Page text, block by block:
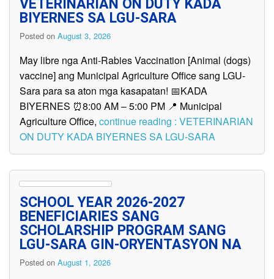
VETERINARIAN ON DUTY KADA
BIYERNES SA LGU-SARA
Posted on August 3, 2026
May libre nga Anti-Rabies Vaccination [Animal (dogs)
vaccine] ang Municipal Agriculture Office sang LGU-
Sara para sa aton mga kasapatan! 📅KADA
BIYERNES ⏰8:00 AM – 5:00 PM 📍 Municipal
Agriculture Office, continue reading : VETERINARIAN
ON DUTY KADA BIYERNES SA LGU-SARA
SCHOOL YEAR 2026-2027
BENEFICIARIES SANG
SCHOLARSHIP PROGRAM SANG
LGU-SARA GIN-ORYENTASYON NA
Posted on August 1, 2026